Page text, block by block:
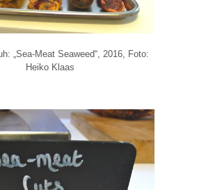
„Sea-Meat Seaweed“, 2016, Foto:
Heiko Klaas